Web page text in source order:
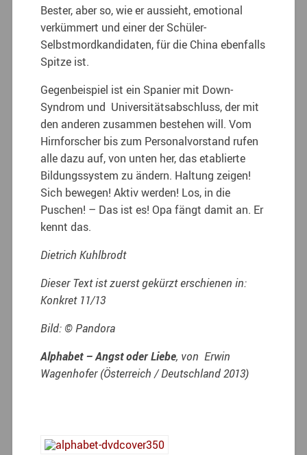
Bester, aber so, wie er aussieht, emotional
verkümmert und einer der Schüler-
Selbstmordkandidaten, für die China ebenfalls
Spitze ist.
Gegenbeispiel ist ein Spanier mit Down-
Syndrom und Universitätsabschluss, der mit
den anderen zusammen bestehen will. Vom
Hirnforscher bis zum Personalvorstand rufen
alle dazu auf, von unten her, das etablierte
Bildungssystem zu ändern. Haltung zeigen!
Sich bewegen! Aktiv werden! Los, in die
Puschen! – Das ist es! Opa fängt damit an. Er
kennt das.
Dietrich Kuhlbrodt
Dieser Text ist zuerst gekürzt erschienen in:
Konkret 11/13
Bild: © Pandora
Alphabet – Angst oder Liebe, von Erwin
Wagenhofer (Österreich / Deutschland 2013)